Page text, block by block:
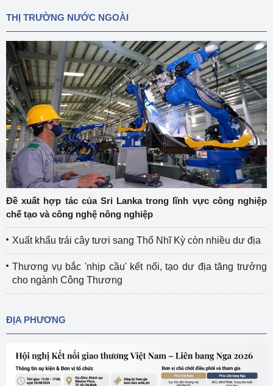
THỊ TRƯỜNG NƯỚC NGOÀI
Đề xuất hợp tác của Sri Lanka trong lĩnh vực công nghiệp
chế tạo và công nghệ nông nghiệp
Xuất khẩu trái cây tươi sang Thổ Nhĩ Kỳ còn nhiều dư địa
Thương vụ bắc 'nhịp cầu' kết nối, tạo dư địa tăng trưởng
cho ngành Công Thương
ĐỊA PHƯƠNG